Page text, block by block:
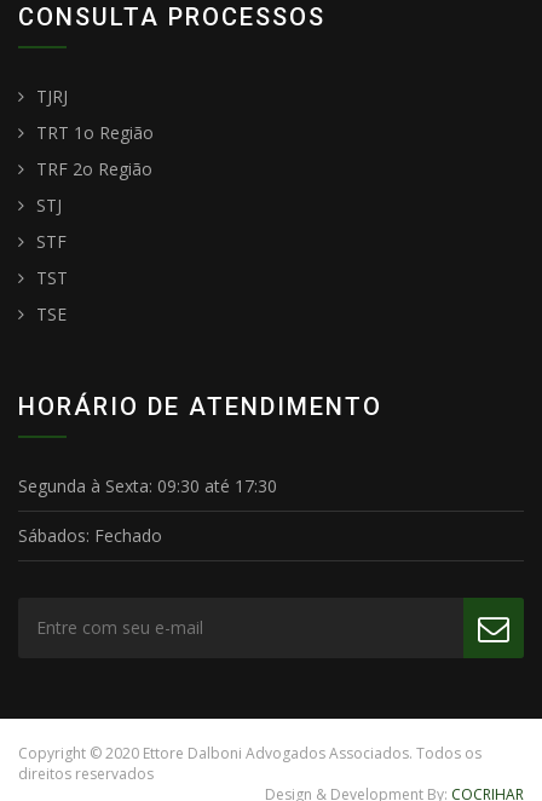
CONSULTA PROCESSOS
TJRJ
TRT 1o Região
TRF 2o Região
STJ
STF
TST
TSE
HORÁRIO DE ATENDIMENTO
Segunda à Sexta: 09:30 até 17:30
Sábados: Fechado
Copyright © 2020 Ettore Dalboni Advogados Associados. Todos os
direitos reservados
Design & Development By: COCRIHAR